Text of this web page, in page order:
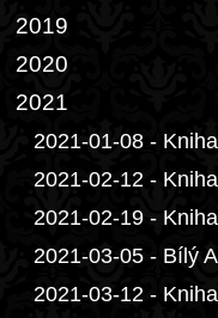
2019
2020
2021
2021-01-08 -
2021-02-12 -
2021-02-19 -
2021-03-05 - Bílý
2021-03-12 -